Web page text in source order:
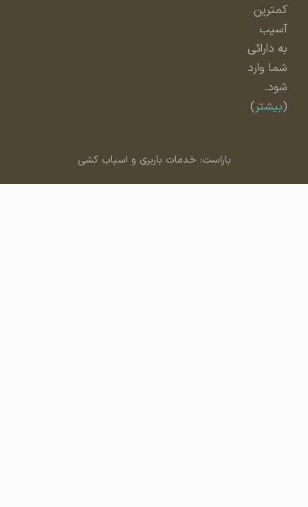
کمترین
آسیب
به دارائی
شما وارد
شود.
بیشتر)
باراست: خدمات باربری و اسباب کشی